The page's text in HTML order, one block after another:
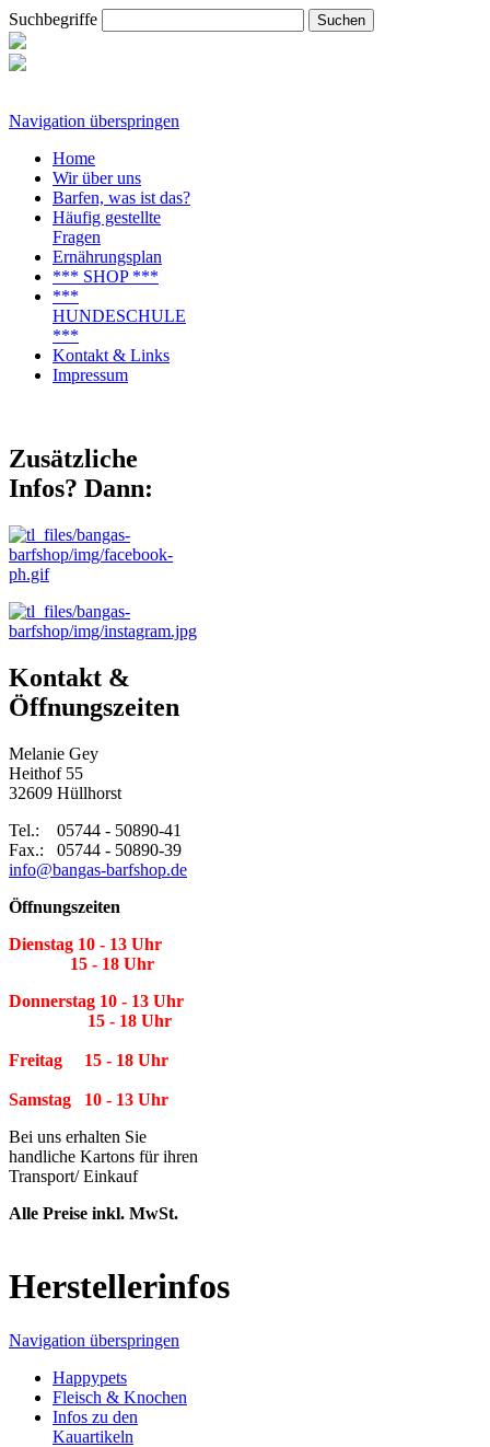
Suchbegriffe
Navigation überspringen
Home
Wir über uns
Barfen, was ist das?
Häufig gestellte
Fragen
Ernährungsplan
*** SHOP ***
***
HUNDESCHULE
***
Kontakt & Links
Impressum
Zusätzliche
Infos? Dann:
Kontakt &
Öffnungszeiten
Melanie Gey
Heithof 55
32609 Hüllhorst
Tel.: 05744 - 50890-41
Fax.: 05744 - 50890-39
info@bangas-barfshop.de
Öffnungszeiten
Dienstag 10 - 13 Uhr
15 - 18 Uhr
Donnerstag 10 - 13 Uhr
15 - 18 Uhr
Freitag 15 - 18 Uhr
Samstag 10 - 13 Uhr
Bei uns erhalten Sie
handliche Kartons für ihren
Transport/ Einkauf
Alle Preise inkl. MwSt.
Herstellerinfos
Navigation überspringen
Happypets
Fleisch & Knochen
Infos zu den
Kauartikeln